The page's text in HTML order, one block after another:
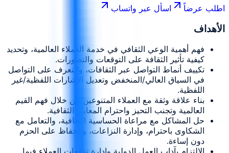
اطلب عرضاً
اسأل عبر واتساب
الأهداف
فهم أهمية الوعي الثقافي في خدمة العملاء العالمية، وتحديد
كيفية تأثير الثقافة على التوقعات والتصورات.
تكييف أنماط التواصل عبر الثقافات، والتعرف على التواصل
في السياق العالي/المنخفض وتعديل الإشارات اللفظية/غير
اللفظية.
بناء علاقة وثقة مع العملاء المتنوعين من خلال فهم القيم
العالمية وتجنب التحيز واحترام المعايير الثقافية.
حل المشاكل مع مراعاة الحساسية الثقافية، والتعامل مع
الشكاوى باحترام، وإدارة النزاعات، والحفاظ على الحزم
دون إساءة.